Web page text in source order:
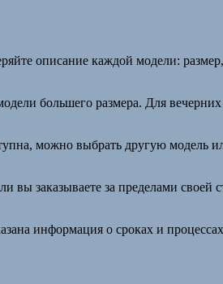
описание каждой модели:
большего размера. Для
можно выбрать другую модель
заказываете за пределами своей
информация о сроках и процессах